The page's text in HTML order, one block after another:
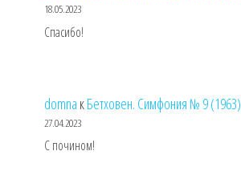
18.05.2023
Спасибо!
domna кБетховен. Симфония № 9 (1963)
27.04.2023
С почином!